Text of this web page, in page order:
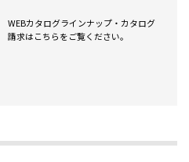
WEBカタログラインナップ・カタログ
請求はこちらをご覧ください。